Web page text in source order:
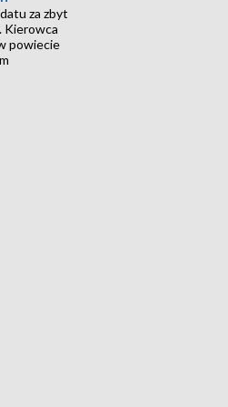
za zbyt
Kierowca
powiecie